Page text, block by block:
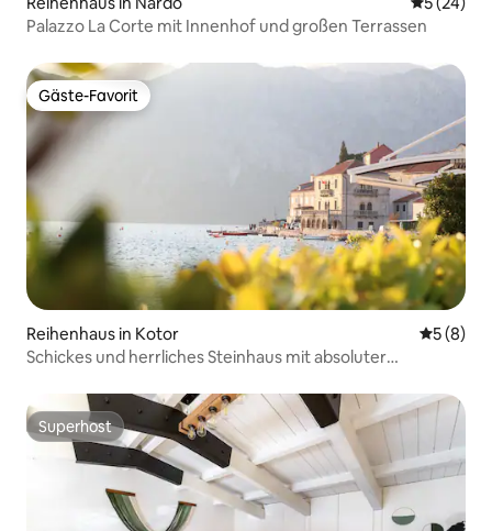
Palazzo La Corte mit Innenhof und großen Terrassen
Gäste-Favorit
Gäste-Favorit
Reihenhaus in Kotor
5 (8)
Schickes und herrliches Steinhaus mit absoluter
Superhost
Superhost